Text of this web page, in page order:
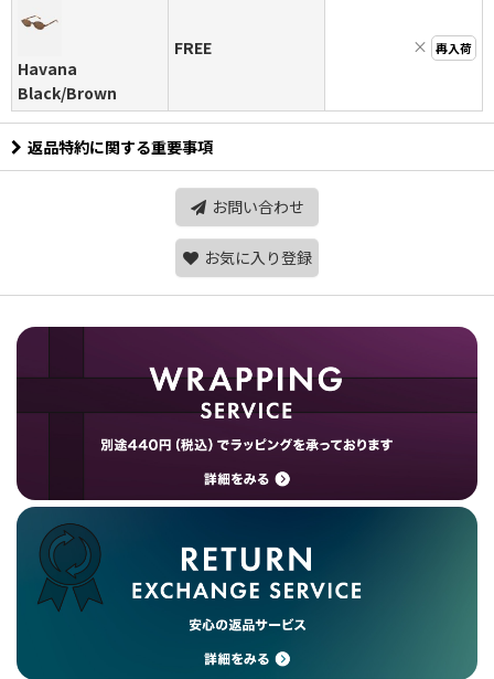
Havana
Black/Brown
FREE × 再入荷
返品特約に関する重要事項
お問い合わせ
お気に入り登録